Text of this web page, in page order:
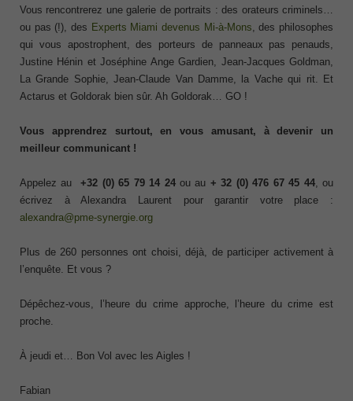
Vous rencontrerez une galerie de portraits : des orateurs criminels…
ou pas (!), des Experts Miami devenus Mi-à-Mons , des philosophes
qui vous apostrophent, des porteurs de panneaux pas penauds,
Justine Hénin et Joséphine Ange Gardien, Jean-Jacques Goldman,
La Grande Sophie, Jean-Claude Van Damme, la Vache qui rit. Et
Actarus et Goldorak bien sûr. Ah Goldorak… GO !
Vous apprendrez surtout, en vous amusant, à devenir un
meilleur communicant !
Appelez au+32 (0) 65 79 14 24ou au + 32 (0) 476 67 45 44, ou
écrivez à Alexandra Laurent pour garantir votre place :
alexandra@pme-synergie.org
Plus de 260 personnes ont choisi, déjà, de participer activement à
l’enquête. Et vous ?
Dépêchez-vous, l’heure du crime approche, l’heure du crime est
proche.
À jeudi et… Bon Vol avec les Aigles !
Fabian